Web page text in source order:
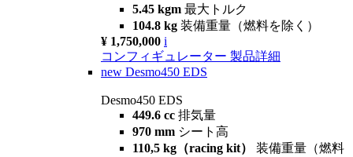
5.45 kgm 最大トルク
104.8 kg 装備重量（燃料を除く）
¥ 1,750,000 i
コンフィギュレーター 製品詳細
new Desmo450 EDS
Desmo450 EDS
449.6 cc 排気量
970 mm シート高
110,5 kg（racing kit） 装備重量（燃料